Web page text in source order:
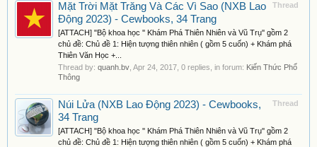
Thread
Mặt Trời Mặt Trăng Và Các Vì Sao (NXB Lao
Động 2023) - Cewbooks, 34 Trang
[ATTACH] "Bộ khoa học '' Khám Phá Thiên Nhiên và Vũ Trụ'' gồm 2
chủ đề: Chủ đề 1: Hiện tượng thiên nhiên ( gồm 5 cuốn) + Khám phá
Thiên Văn Học +...
Thread by: quanh.bv Apr 24, 2017 , 0 replies, in forum: Kiến Thức Phổ
Thông
Thread
Núi Lửa (NXB Lao Động 2023) - Cewbooks,
34 Trang
[ATTACH] "Bộ khoa học '' Khám Phá Thiên Nhiên và Vũ Trụ'' gồm 2
chủ đề: Chủ đề 1: Hiện tượng thiên nhiên ( gồm 5 cuốn) + Khám phá